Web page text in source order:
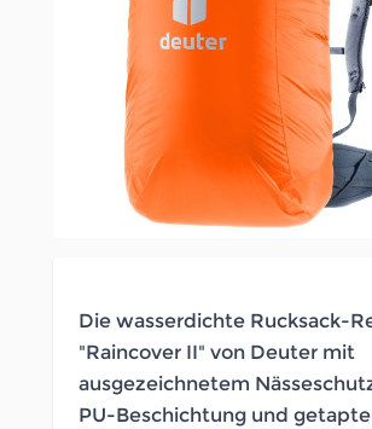
Die wasserdichte Rucksack-
"Raincover II" von Deuter mit
ausgezeichnetem
PU-Beschichtung und